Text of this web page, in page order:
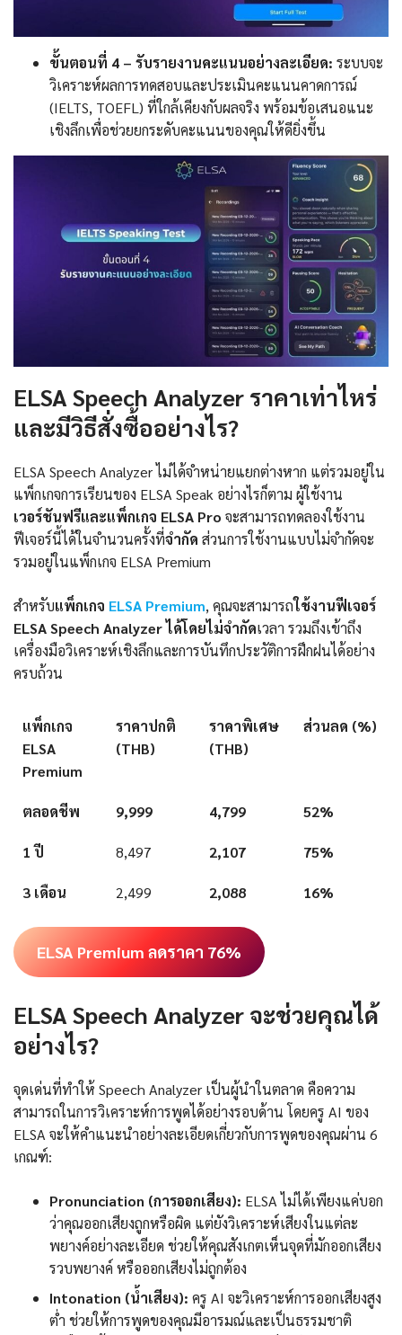
ขั้นตอนที่ 4 – รับรายงานคะแนนอย่างละเอียด: ระบบจะ
วิเคราะห์ผลการทดสอบและประเมินคะแนนคาดการณ์
(IELTS, TOEFL) ที่ใกล้เคียงกับผลจริง พร้อมข้อเสนอแนะ
เชิงลึกเพื่อช่วยยกระดับคะแนนของคุณให้ดียิ่งขึ้น
ELSA Speech Analyzer ราคาเท่าไหร่
และมีวิธีสั่งซื้ออย่างไร?
ELSA Speech Analyzer ไม่ได้จำหน่ายแยกต่างหาก แต่รวมอยู่ใน
แพ็กเกจการเรียนของ ELSA Speak อย่างไรก็ตาม ผู้ใช้งาน
เวอร์ชันฟรีและแพ็กเกจ ELSA Pro จะสามารถทดลองใช้งาน
ฟีเจอร์นี้ได้ในจำนวนครั้งที่จำกัด ส่วนการใช้งานแบบไม่จำกัดจะ
รวมอยู่ในแพ็กเกจ ELSA Premium
สำหรับแพ็กเกจ ELSA Premium, คุณจะสามารถใช้งานฟีเจอร์
ELSA Speech Analyzerได้โดยไม่จำกัดเวลา รวมถึงเข้าถึง
เครื่องมือวิเคราะห์เชิงลึกและการบันทึกประวัติการฝึกฝนได้อย่าง
ครบถ้วน
แพ็กเกจ
ELSA
Premium
ราคาปกติ
(THB)
ราคาพิเศษ
(THB)
ส่วนลด (%)
ตลอดชีพ 9,999 4,799 52%
1 ปี 8,497 2,107 75%
3 เดือน 2,499 2,088 16%
ELSA Premium ลดราคา 76%
ELSA Speech Analyzer จะช่วยคุณได้
อย่างไร?
จุดเด่นที่ทำให้ Speech Analyzer เป็นผู้นำในตลาด คือความ
สามารถในการวิเคราะห์การพูดได้อย่างรอบด้าน โดยครู AI ของ
ELSA จะให้คำแนะนำอย่างละเอียดเกี่ยวกับการพูดของคุณผ่าน 6
เกณฑ์:
Pronunciation (การออกเสียง): ELSA ไม่ได้เพียงแค่บอก
ว่าคุณออกเสียงถูกหรือผิด แต่ยังวิเคราะห์เสียงในแต่ละ
พยางค์อย่างละเอียด ช่วยให้คุณสังเกตเห็นจุดที่มักออกเสียง
รวบพยางค์ หรือออกเสียงไม่ถูกต้อง
Intonation (น้ำเสียง): ครู AI จะวิเคราะห์การออกเสียงสูง
ต่ำ ช่วยให้การพูดของคุณมีอารมณ์และเป็นธรรมชาติ